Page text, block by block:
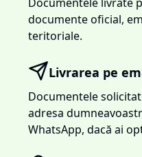
documente oficial,
teritoriale.
Livrarea pe
Documentele
adresa
WhatsApp, dacă ai